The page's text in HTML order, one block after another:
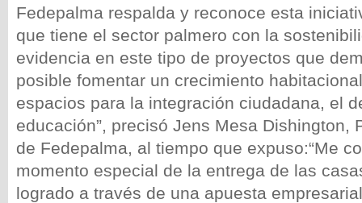
Fedepalma respalda y reconoce esta
que tiene el sector palmero con la
evidencia en este tipo de proyectos que
posible fomentar un crecimiento
espacios para la integración ciudadana, el
educación”, precisó Jens Mesa Dishington,
de Fedepalma, al tiempo que expuso:“Me
momento especial de la entrega de las
logrado a través de una apuesta